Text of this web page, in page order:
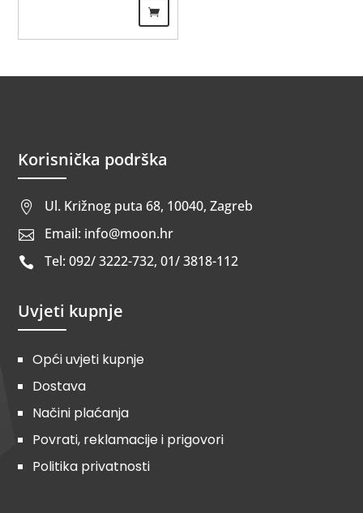
Korisnička podrška
 Ul. Križnog puta 68, 10040, Zagreb
 Email: info@moon.hr
 Tel: 092/ 3222-732, 01/ 3818-112
Uvjeti kupnje
Opći uvjeti kupnje
Dostava
Načini plaćanja
Povrati, reklamacije i prigovori
Politika privatnosti